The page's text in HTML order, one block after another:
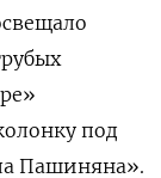
под
Пашиняна».